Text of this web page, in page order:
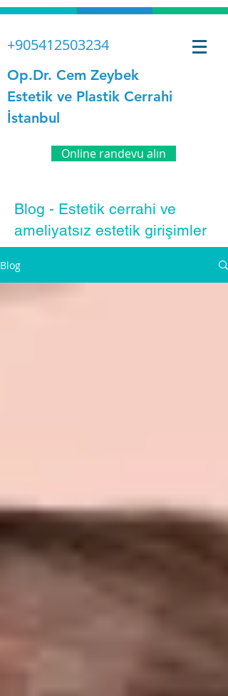
+905412503234
Op.Dr. Cem Zeybek
Estetik ve Plastik Cerrahi
İstanbul
Online randevu alın
Blog - Estetik cerrahi ve
ameliyatsız estetik girişimler
Blog